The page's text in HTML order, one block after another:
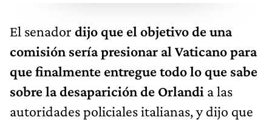
El senador dijo que el objetivo de una
comisión sería presionar al Vaticano para
que finalmente entregue todo lo que sabe
sobre la desaparición de Orlandi a las
autoridades policiales italianas, y dijo que